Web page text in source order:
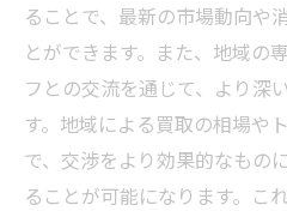
ることで、最新の市場動向や
とができます。また、地域の
フとの交流を通じて、より深
す。地域による買取の相場や
で、交渉をより効果的なもの
ることが可能になります。こ